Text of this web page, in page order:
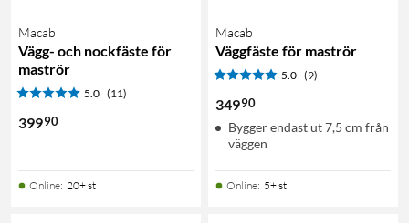
Macab
Vägg- och nockfäste för
maströr
5.0 (11)
39990
Online: 20+ st
Macab
Väggfäste för maströr
5.0 (9)
34990
Bygger endast ut 7,5 cm från
väggen
Online: 5+ st